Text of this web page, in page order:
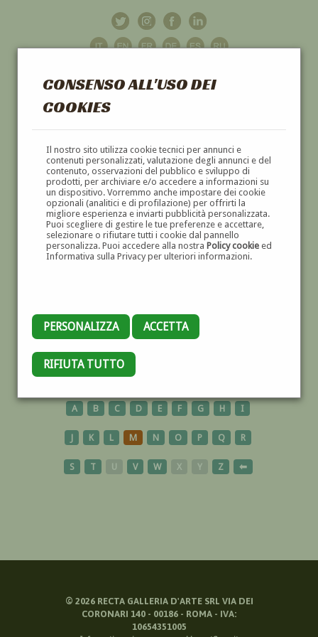
CONSENSO ALL'USO DEI
COOKIES
Il nostro sito utilizza cookie tecnici per annunci e
contenuti personalizzati, valutazione degli annunci e del
contenuto, osservazioni del pubblico e sviluppo di
prodotti, per archiviare e/o accedere a informazioni su
un dispositivo. Vorremmo anche impostare dei cookie
opzionali (analitici e di profilazione) per offrirti la
migliore esperienza e inviarti pubblicità personalizzata.
Puoi scegliere di gestire le tue preferenze e accettare,
selezionare o rifiutare tutti i cookie dal pannello
personalizza. Puoi accedere alla nostra Policy cookieed
Informativa sulla Privacy per ulteriori informazioni.
PERSONALIZZA ACCETTA
RIFIUTA TUTTO
GALLERIAD'ARTE
DIPINTI E SCULTURE '800 E '900
ASSISI
A B C D E F G H I
J K L M N O P Q R
S T U V W X Y Z ⬅
© 2026RECTA GALLERIA D'ARTE SRL VIA DEI
CORONARI 140 - 00186 - ROMA - IVA:
10654351005